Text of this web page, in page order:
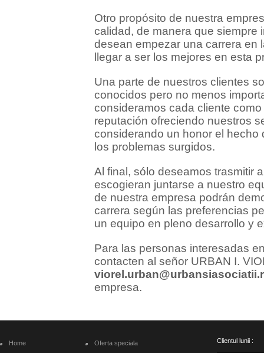
Otro propósito de nuestra
calidad, de manera que siempre
desean empezar una carrera en
llegar a ser los mejores en esta
Una parte de nuestros clientes
conocidos pero no menos
consideramos cada cliente
reputación ofreciendo nuestros
considerando un honor el
los problemas surgidos.
Al final, sólo deseamos trasmitir
escogieran juntarse a nuestro
de nuestra empresa podrán
carrera según las preferencias
un equipo en pleno desarrollo y
Para las personas interesadas
contacten al señor URBAN I.
empresa.
Home
Oferta speciala
Clientul lunii :